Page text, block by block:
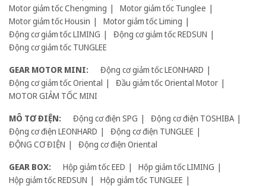
Motor giảm tốc Chengming
Motor giảm tốc Tunglee
Motor giảm tốc Housin
Motor giảm tốc Liming
Động cơ giảm tốc LIMING
Động cơ giảm tốc REDSUN
Động cơ giảm tốc TUNGLEE
GEAR MOTOR MINI:
Động cơ giảm tốc LEONHARD
Động cơ giảm tốc Oriental
Đầu giảm tốc Oriental Motor
MOTOR GIẢM TỐC MINI
MÔ TƠ ĐIỆN:
Động cơ điện SPG
Động cơ điện TOSHIBA
Động cơ điện LEONHARD
Động cơ điện TUNGLEE
ĐỘNG CƠ ĐIỆN
Động cơ điện Oriental
GEAR BOX:
Hộp giảm tốc EED
Hộp giảm tốc LIMING
Hộp giảm tốc REDSUN
Hộp giảm tốc TUNGLEE